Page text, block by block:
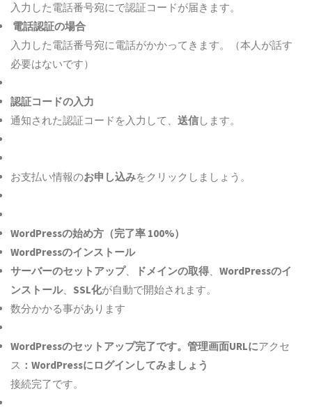
入力した電話番号宛にで認証コードが届きます。
電話認証の場合
入力した電話番号宛に電話がかかってきます。（本人が話す
必要はないです）
認証コードの入力
通知された認証コードを入力して、送信します。
お支払い情報のお申し込みをクリックしましょう。
WordPressの始め方（完了率 100%）
WordPressのインストール
サーバーのセットアップ、 ドメインの取得、WordPressのイ
ンストール、 SSL化が自動で開始されます。
数分かかる事があります
WordPressのセットアップ完了です。管理画面URLにアクセ
ス ：WordPressにログインしてみましょう
接続完了です。